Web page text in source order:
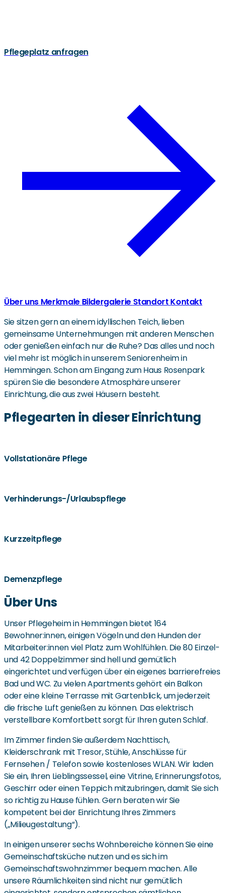
Pflegeplatz anfragen
Über uns Merkmale Bildergalerie Standort Kontakt
Sie sitzen gern an einem idyllischen Teich, lieben
gemeinsame Unternehmungen mit anderen Menschen
oder genießen einfach nur die Ruhe? Das alles und noch
viel mehr ist möglich in unserem Seniorenheim in
Hemmingen. Schon am Eingang zum Haus Rosenpark
spüren Sie die besondere Atmosphäre unserer
Einrichtung, die aus zwei Häusern besteht.
Pflegearten in dieser Einrichtung
Vollstationäre Pflege
Verhinderungs-/Urlaubspflege
Kurzzeitpflege
Demenzpflege
Über Uns
Unser Pflegeheim in Hemmingen bietet 164
Bewohner:innen, einigen Vögeln und den Hunden der
Mitarbeiter:innen viel Platz zum Wohlfühlen. Die 80 Einzel-
und 42 Doppelzimmer sind hell und gemütlich
eingerichtet und verfügen über ein eigenes barrierefreies
Bad und WC. Zu vielen Apartments gehört ein Balkon
oder eine kleine Terrasse mit Gartenblick, um jederzeit
die frische Luft genießen zu können. Das elektrisch
verstellbare Komfortbett sorgt für Ihren guten Schlaf.
Im Zimmer finden Sie außerdem Nachttisch,
Kleiderschrank mit Tresor, Stühle, Anschlüsse für
Fernsehen / Telefon sowie kostenloses WLAN. Wir laden
Sie ein, Ihren Lieblingssessel, eine Vitrine, Erinnerungsfotos,
Geschirr oder einen Teppich mitzubringen, damit Sie sich
so richtig zu Hause fühlen. Gern beraten wir Sie
kompetent bei der Einrichtung Ihres Zimmers
(„Milieugestaltung“).
In einigen unserer sechs Wohnbereiche können Sie eine
Gemeinschaftsküche nutzen und es sich im
Gemeinschaftswohnzimmer bequem machen. Alle
unsere Räumlichkeiten sind nicht nur gemütlich